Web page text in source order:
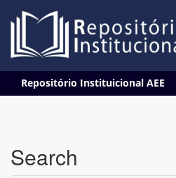
navigation
Repositório Instituicional AEE
Search